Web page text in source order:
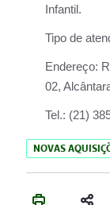
Infantil.
Tipo de
Endereço:
02,
Tel.: (21)
NOVAS